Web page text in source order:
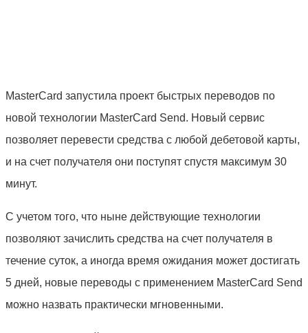
MasterCard запустила проект быстрых переводов по
новой технологии MasterCard Send. Новый сервис
позволяет перевести средства с любой дебетовой карты,
и на счет получателя они поступят спустя максимум 30
минут.
С учетом того, что ныне действующие технологии
позволяют зачислить средства на счет получателя в
течение суток, а иногда время ожидания может достигать
5 дней, новые переводы с применением MasterCard Send
можно назвать практически мгновенными.